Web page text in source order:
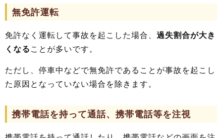
無免許運転
免許なく運転して事故を起こした場合、 過失割合が大き
くなることが多いです。
ただし、停車中などで無免許であることが事故を起こし
た原因となっていない場合を除きます。
携帯電話を持って通話、携帯電話等を注視